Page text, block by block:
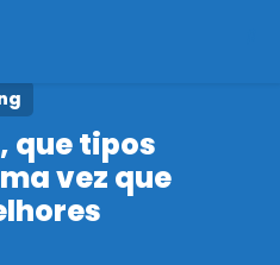
que tipos
vez que